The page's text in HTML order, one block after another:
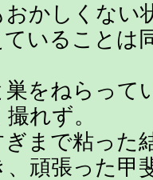
かしくない
いることは
をねらって
れず。
まで粘った
頑張った甲